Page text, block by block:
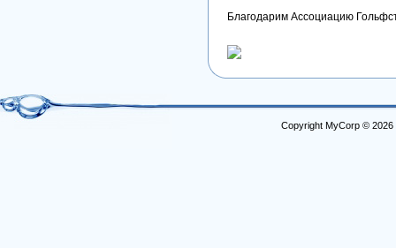
Благодарим Ассоциацию
Copyright MyCorp © 2026